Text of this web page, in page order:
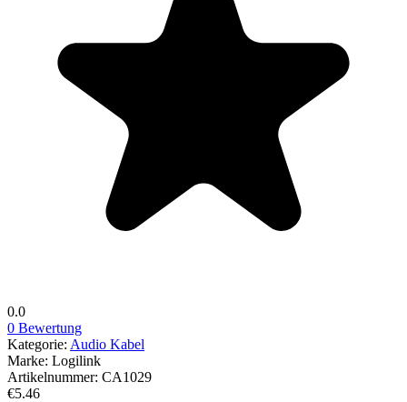
0.0
0 Bewertung
Kategorie: Audio Kabel
Marke: Logilink
Artikelnummer: CA1029
€5.46